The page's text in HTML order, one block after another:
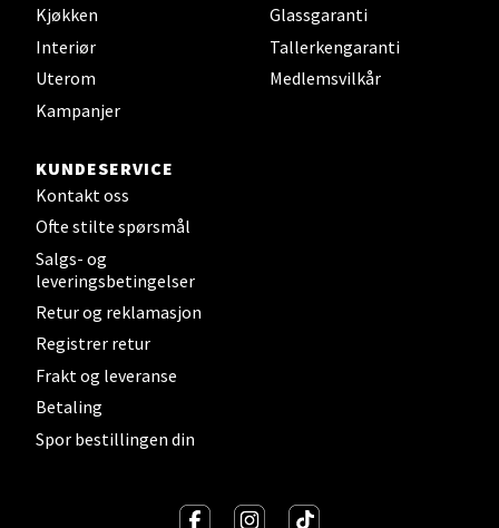
Kjøkken
Interiør
Uterom
Kampanjer
Glassgaranti
Tallerkengaranti
Medlemsvilkår
KUNDESERVICE
Kontakt oss
Ofte stilte spørsmål
Salgs- og
leveringsbetingelser
Retur og reklamasjon
Registrer retur
Frakt og leveranse
Betaling
Spor bestillingen din
0 i butikk
Mandal - Alti Mandal
Åpent i dag 10-20
0 i butikk